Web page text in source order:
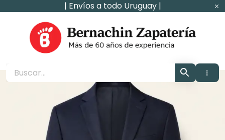
contenido
| Envíos a todo Uruguay |